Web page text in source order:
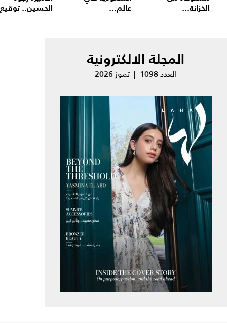
الخزانة... عالم... الحسين..
المجلة الالكترونية
العدد 1098 | تموز 2026